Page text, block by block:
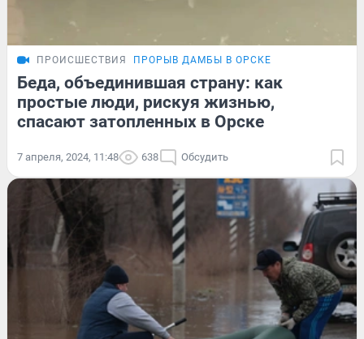
ПРОИСШЕСТВИЯ ПРОРЫВ ДАМБЫ В ОРСКЕ
Беда, объединившая страну: как
простые люди, рискуя жизнью,
спасают затопленных в Орске
7 апреля, 2024, 11:48 638 Обсудить